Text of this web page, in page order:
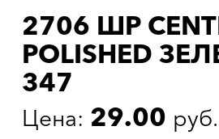
2706 ШР
POLISHED
347
Цена: 29.00 руб.